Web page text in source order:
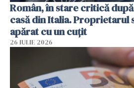
Român, în stare critică
casă din Italia. Proprietarul
apărat cu un cuțit
26 IULIE 2026